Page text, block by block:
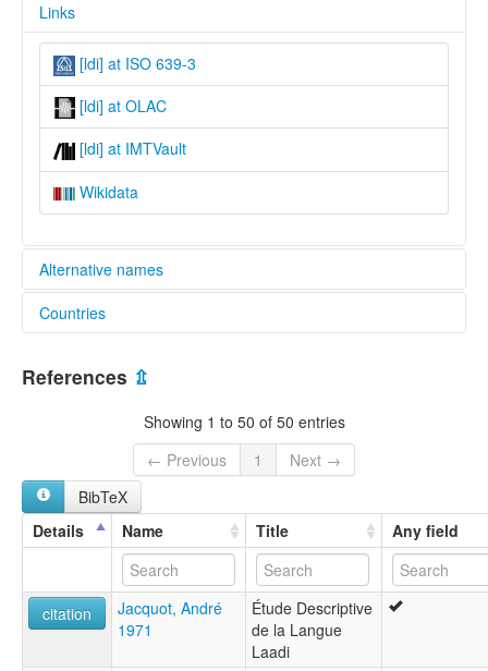
Links
[ldi] at ISO 639-3
[ldi] at OLAC
[ldi] at IMTVault
Wikidata
Alternative names
lexvo:
multitree:
Kilari
Ladi
Countries
Congo [CG]
References ⇫
Showing 1 to 50 of 50 entries
← Previous
1
Next →
BibTeX
Details
Name Title Any field
citation
Jacquot, André
1971
Étude Descriptive
de la Langue
Laadi